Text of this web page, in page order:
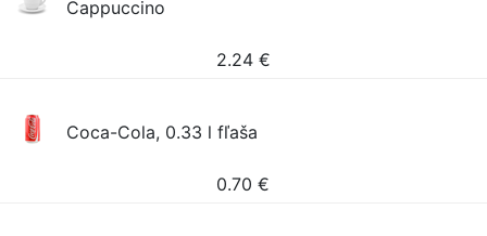
Cappuccino
2.24 €
Coca-Cola, 0.33 l fľaša
0.70 €